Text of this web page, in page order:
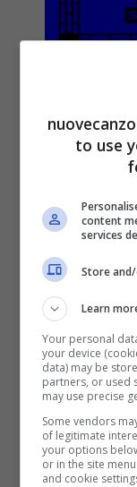
Noyz
Guè
& Taxi
to use
content
services
Store
Learn
Your personal
your device
data) may be
partners, or used
may use precise
Some vendors
of legitimate
your options
or in the site
and cookie